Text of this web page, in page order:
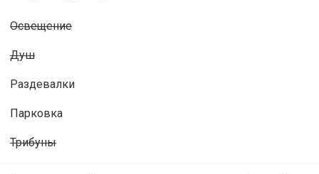
Освещениe
Душ
Раздевалки
Парковка
Трибуны